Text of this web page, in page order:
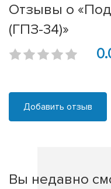
Отзывы о
(ГПЗ-34)»
Добавить отзыв
Вы недавно